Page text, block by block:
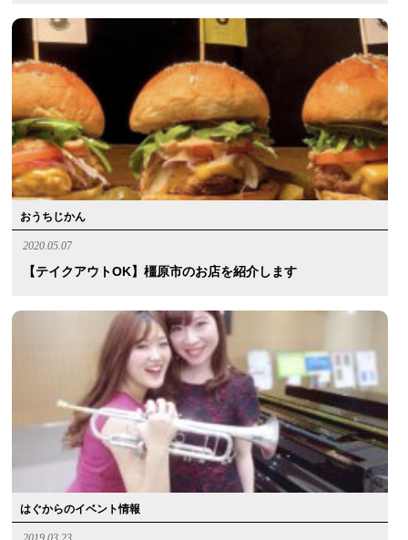
おうちじかん
2020.05.07
【テイクアウトOK】橿原市のお店を紹介します
はぐからのイベント情報